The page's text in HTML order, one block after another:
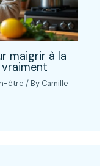
maigrir à la
être / By Camille